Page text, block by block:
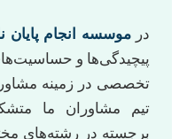
درموسسه انجام پایان
پیچیدگی‌ها و
تخصصی در زمینه
تیم مشاوران ما
برجسته در رشته‌های